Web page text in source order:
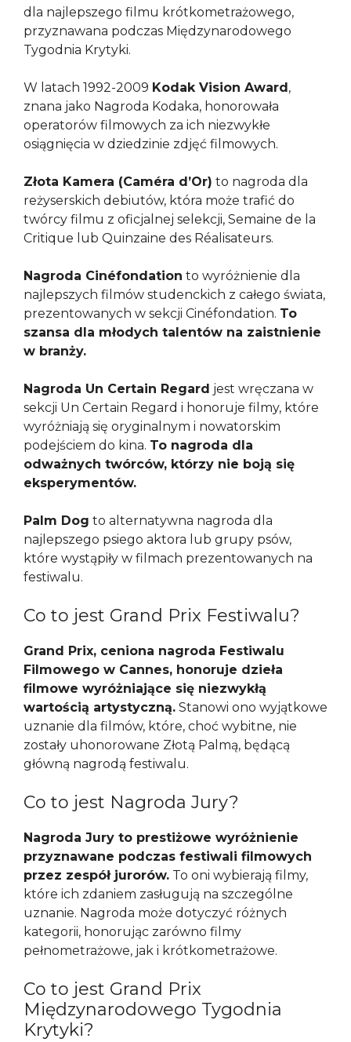
dla najlepszego filmu krótkometrażowego,
przyznawana podczas Międzynarodowego
Tygodnia Krytyki.
W latach 1992-2009 Kodak Vision Award ,
znana jako Nagroda Kodaka, honorowała
operatorów filmowych za ich niezwykłe
osiągnięcia w dziedzinie zdjęć filmowych.
Złota Kamera (Caméra d’Or) to nagroda dla
reżyserskich debiutów, która może trafić do
twórcy filmu z oficjalnej selekcji, Semaine de la
Critique lub Quinzaine des Réalisateurs.
Nagroda Cinéfondation to wyróżnienie dla
najlepszych filmów studenckich z całego świata,
prezentowanych w sekcji Cinéfondation. To
szansa dla młodych talentów na zaistnienie
w branży.
Nagroda Un Certain Regard jest wręczana w
sekcji Un Certain Regard i honoruje filmy, które
wyróżniają się oryginalnym i nowatorskim
podejściem do kina. To nagroda dla
odważnych twórców, którzy nie boją się
eksperymentów.
Palm Dog to alternatywna nagroda dla
najlepszego psiego aktora lub grupy psów,
które wystąpiły w filmach prezentowanych na
festiwalu.
Co to jest Grand Prix Festiwalu?
Grand Prix, ceniona nagroda Festiwalu
Filmowego w Cannes, honoruje dzieła
filmowe wyróżniające się niezwykłą
wartością artystyczną. Stanowi ono wyjątkowe
uznanie dla filmów, które, choć wybitne, nie
zostały uhonorowane Złotą Palmą, będącą
główną nagrodą festiwalu.
Co to jest Nagroda Jury?
Nagroda Jury to prestiżowe wyróżnienie
przyznawane podczas festiwali filmowych
przez zespół jurorów. To oni wybierają filmy,
które ich zdaniem zasługują na szczególne
uznanie. Nagroda może dotyczyć różnych
kategorii, honorując zarówno filmy
pełnometrażowe, jak i krótkometrażowe.
Co to jest Grand Prix
Międzynarodowego Tygodnia
Krytyki?